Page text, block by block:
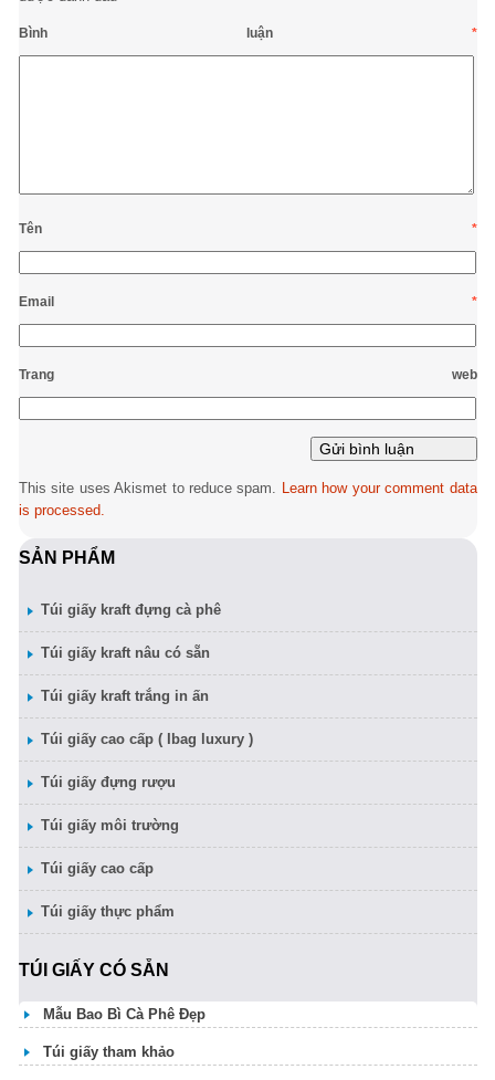
Bình luận *
Tên *
Email *
Trang web
This site uses Akismet to reduce spam. Learn how your comment data
is processed.
SẢN PHẨM
Túi giấy kraft đựng cà phê
Túi giấy kraft nâu có sẵn
Túi giấy kraft trắng in ấn
Túi giấy cao cấp ( Ibag luxury )
Túi giấy đựng rượu
Túi giấy môi trường
Túi giấy cao cấp
Túi giấy thực phẩm
TÚI GIẤY CÓ SẴN
Mẫu Bao Bì Cà Phê Đẹp
Túi giấy tham khảo